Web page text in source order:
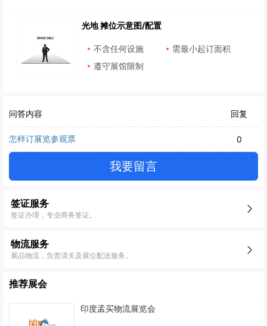
光地 摊位示意图/配置
不含任何设施
需最小起订面积
遵守展馆限制
问答内容 回复
怎样订展览参观票 0
我要留言
签证服务
签证办理，专业商务签证。
物流服务
展品物流，负责清关及展位配送服务。
推荐展会
印度孟买物流展览会